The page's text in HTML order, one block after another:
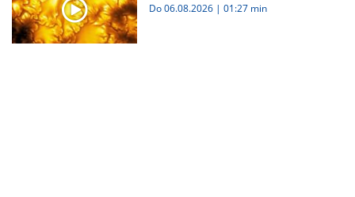
Do 06.08.2026 | 01:27 min